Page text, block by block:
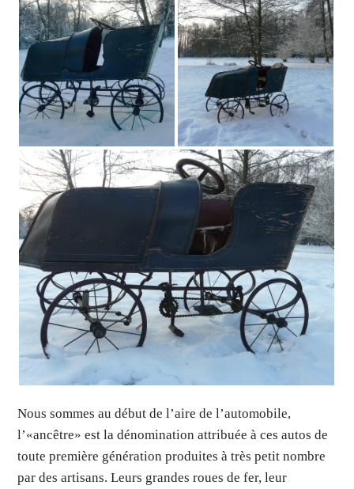
Nous sommes au début de l’aire de l’automobile,
l’«ancêtre» est la dénomination attribuée à ces autos de
toute première génération produites à très petit nombre
par des artisans. Leurs grandes roues de fer, leur